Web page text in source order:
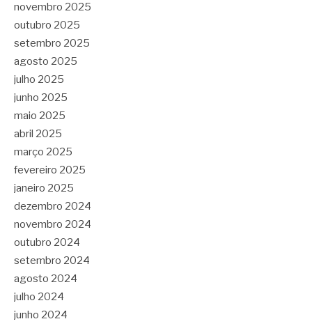
novembro 2025
outubro 2025
setembro 2025
agosto 2025
julho 2025
junho 2025
maio 2025
abril 2025
março 2025
fevereiro 2025
janeiro 2025
dezembro 2024
novembro 2024
outubro 2024
setembro 2024
agosto 2024
julho 2024
junho 2024